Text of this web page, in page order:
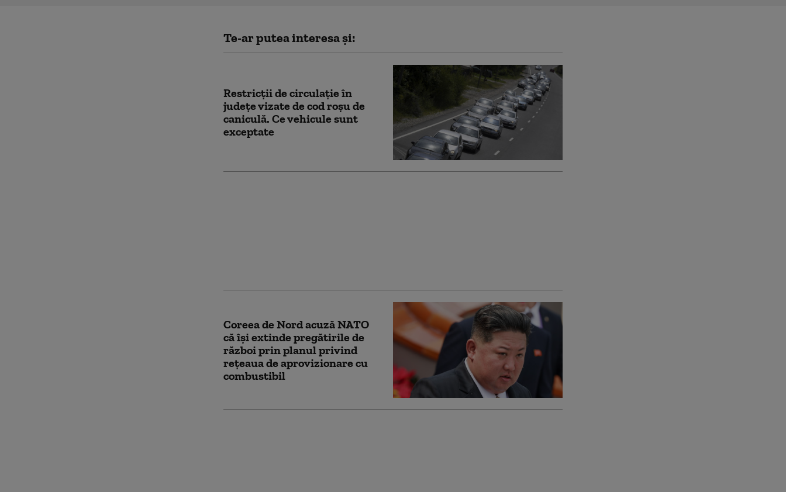
Te-ar putea interesa și:
Restricţii de circulaţie în
județe vizate de cod roşu de
caniculă. Ce vehicule sunt
exceptate
Coreea de Nord acuză NATO
că își extinde pregătirile de
război prin planul privind
rețeaua de aprovizionare cu
combustibil